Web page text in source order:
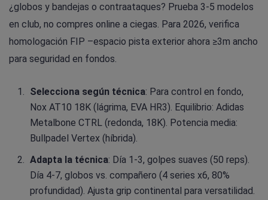
¿globos y bandejas o contraataques? Prueba 3-5 modelos
en club, no compres online a ciegas. Para 2026, verifica
homologación FIP –espacio pista exterior ahora ≥3m ancho
para seguridad en fondos.
Selecciona según técnica: Para control en fondo,
Nox AT10 18K (lágrima, EVA HR3). Equilibrio: Adidas
Metalbone CTRL (redonda, 18K). Potencia media:
Bullpadel Vertex (híbrida).
Adapta la técnica: Día 1-3, golpes suaves (50 reps).
Día 4-7, globos vs. compañero (4 series x6, 80%
profundidad). Ajusta grip continental para versatilidad.